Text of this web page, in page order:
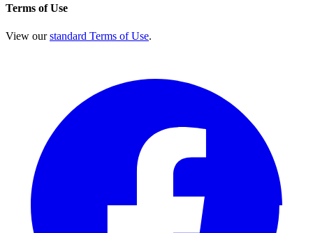
Terms of Use
View ourstandard Terms of Use.